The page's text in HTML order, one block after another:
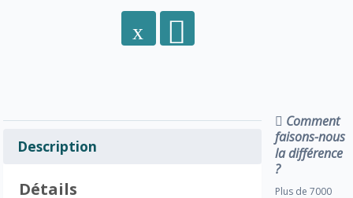
Description
Détails
Comment
faisons-nous
la différence
?
Plus de 7000